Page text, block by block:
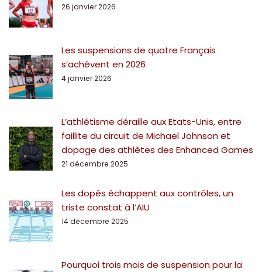
26 janvier 2026
Les suspensions de quatre Français
s’achèvent en 2026
4 janvier 2026
L’athlétisme déraille aux Etats-Unis, entre
faillite du circuit de Michael Johnson et
dopage des athlètes des Enhanced Games
21 décembre 2025
Les dopés échappent aux contrôles, un
triste constat à l’AIU
14 décembre 2025
Pourquoi trois mois de suspension pour la